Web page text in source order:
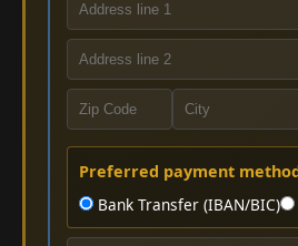
Preferred payment
Bank Transfer (IBAN/BIC)